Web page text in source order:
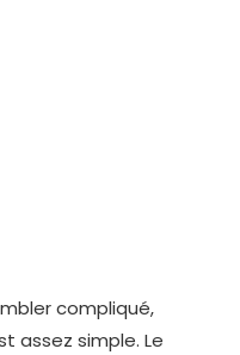
compliqué,
assez simple. Le